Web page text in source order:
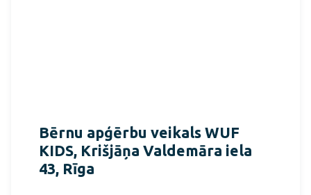
Bērnu apģērbu veikals WUF
KIDS, Krišjāņa Valdemāra iela
43, Rīga